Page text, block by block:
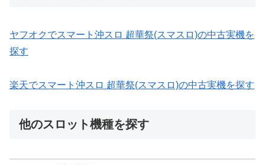
ヤフオクでスマート沖スロ 超華祭(スマスロ)の中古実機を
探す
楽天でスマート沖スロ 超華祭(スマスロ)の中古実機を探す
他のスロット機種を探す